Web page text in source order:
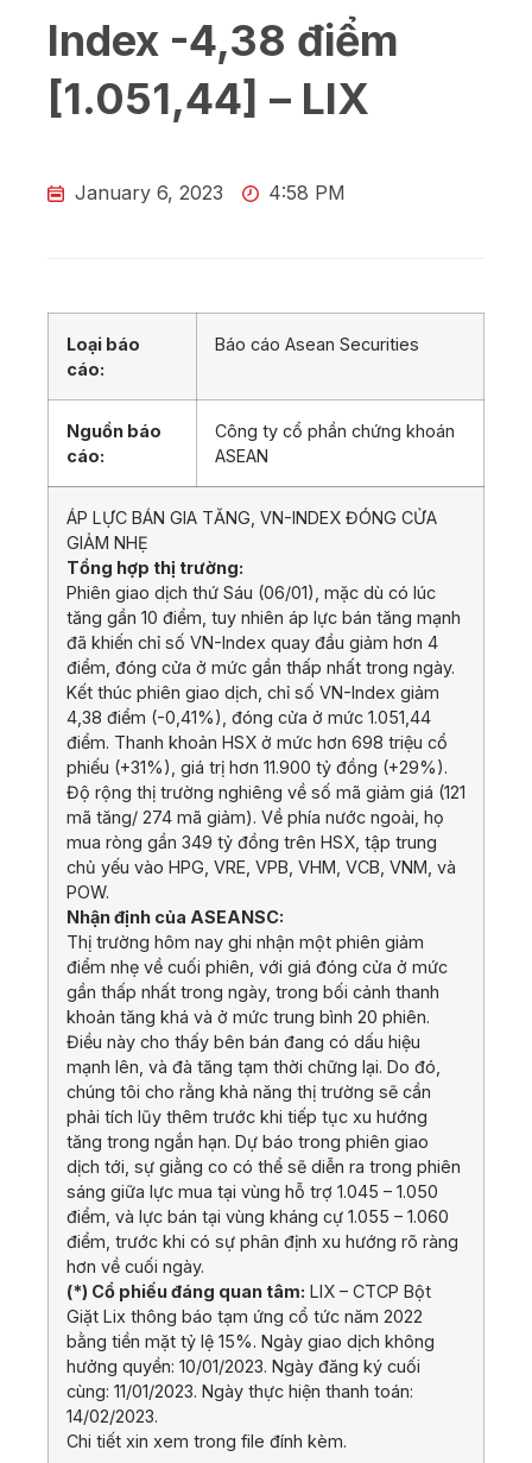
Index -4,38 điểm
[1.051,44] – LIX
January 6, 2023 4:58 PM
Loại báo
cáo:
Báo cáo Asean Securities
Nguồn báo
cáo:
Công ty cổ phần chứng khoán
ASEAN
ÁP LỰC BÁN GIA TĂNG, VN-INDEX ĐÓNG CỬA
GIẢM NHẸ
Tổng hợp thị trường:
Phiên giao dịch thứ Sáu (06/01), mặc dù có lúc
tăng gần 10 điểm, tuy nhiên áp lực bán tăng mạnh
đã khiến chỉ số VN-Index quay đầu giảm hơn 4
điểm, đóng cửa ở mức gần thấp nhất trong ngày.
Kết thúc phiên giao dịch, chỉ số VN-Index giảm
4,38 điểm (-0,41%), đóng cửa ở mức 1.051,44
điểm. Thanh khoản HSX ở mức hơn 698 triệu cổ
phiếu (+31%), giá trị hơn 11.900 tỷ đồng (+29%).
Độ rộng thị trường nghiêng về số mã giảm giá (121
mã tăng/ 274 mã giảm). Về phía nước ngoài, họ
mua ròng gần 349 tỷ đồng trên HSX, tập trung
chủ yếu vào HPG, VRE, VPB, VHM, VCB, VNM, và
POW.
Nhận định của ASEANSC:
Thị trường hôm nay ghi nhận một phiên giảm
điểm nhẹ về cuối phiên, với giá đóng cửa ở mức
gần thấp nhất trong ngày, trong bối cảnh thanh
khoản tăng khá và ở mức trung bình 20 phiên.
Điều này cho thấy bên bán đang có dấu hiệu
mạnh lên, và đà tăng tạm thời chững lại. Do đó,
chúng tôi cho rằng khả năng thị trường sẽ cần
phải tích lũy thêm trước khi tiếp tục xu hướng
tăng trong ngắn hạn. Dự báo trong phiên giao
dịch tới, sự giằng co có thể sẽ diễn ra trong phiên
sáng giữa lực mua tại vùng hỗ trợ 1.045 – 1.050
điểm, và lực bán tại vùng kháng cự 1.055 – 1.060
điểm, trước khi có sự phân định xu hướng rõ ràng
hơn về cuối ngày.
(*) Cổ phiếu đáng quan tâm: LIX – CTCP Bột
Giặt Lix thông báo tạm ứng cổ tức năm 2022
bằng tiền mặt tỷ lệ 15%. Ngày giao dịch không
hưởng quyền: 10/01/2023. Ngày đăng ký cuối
cùng: 11/01/2023. Ngày thực hiện thanh toán:
14/02/2023.
Chi tiết xin xem trong file đính kèm.